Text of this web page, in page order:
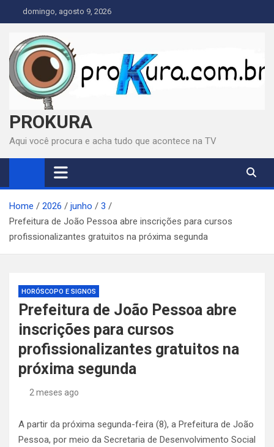
to
content
domingo, agosto 9, 2026
PROKURA
Aqui você procura e acha tudo que acontece na TV
Home 2026 junho
3
Prefeitura de João Pessoa abre inscrições para cursos
profissionalizantes gratuitos na próxima segunda
HORÓSCOPO E SIGNOS
Prefeitura de João Pessoa abre
inscrições para cursos
profissionalizantes gratuitos na
próxima segunda
2 meses ago
A partir da próxima segunda-feira (8), a Prefeitura de João
Pessoa, por meio da Secretaria de Desenvolvimento Social